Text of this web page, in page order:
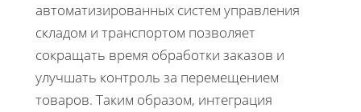
автоматизированных систем управления
складом и транспортом позволяет
сокращать время обработки заказов и
улучшать контроль за перемещением
товаров. Таким образом, интеграция